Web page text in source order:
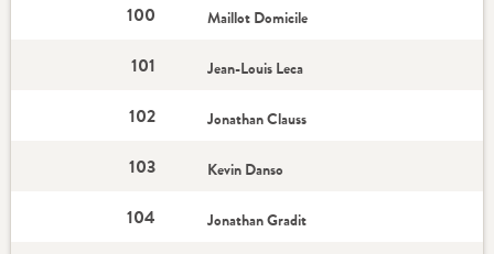
100 Maillot Domicile
101 Jean-Louis Leca
102 Jonathan Clauss
103 Kevin Danso
104 Jonathan Gradit